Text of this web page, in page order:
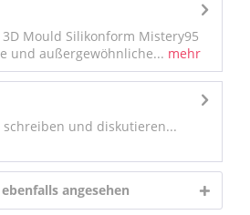
Mould Silikonform Mistery95
und außergewöhnliche... mehr
schreiben und diskutieren...
angesehen